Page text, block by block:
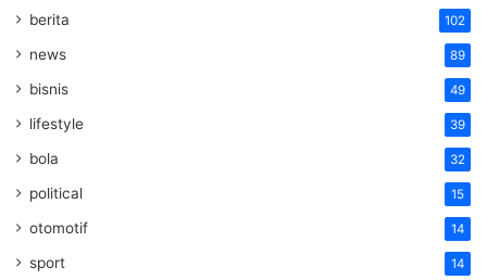
berita 102
news 89
bisnis 49
lifestyle 39
bola 32
political 15
otomotif 14
sport 14